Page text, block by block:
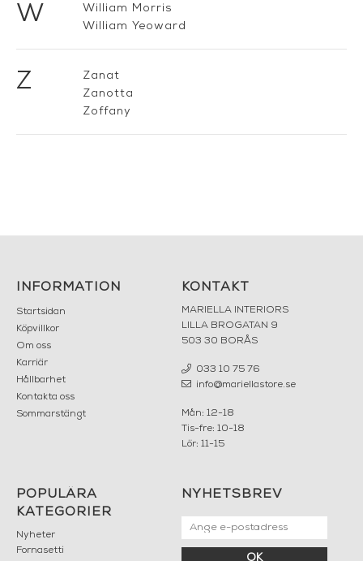
W
William Morris
William Yeoward
Z
Zanat
Zanotta
Zoffany
INFORMATION
Startsidan
Köpvillkor
Om oss
Karriär
Hållbarhet
Kontakta oss
Sommarstängt
KONTAKT
MARIELLA INTERIORS
LILLA BROGATAN 9
503 30 BORÅS
033 10 75 76
info@mariellastore.se
Mån: 12-18
Tis-fre: 10-18
Lör: 11-15
POPULÄRA
KATEGORIER
Nyheter
Fornasetti
NYHETSBREV
OK